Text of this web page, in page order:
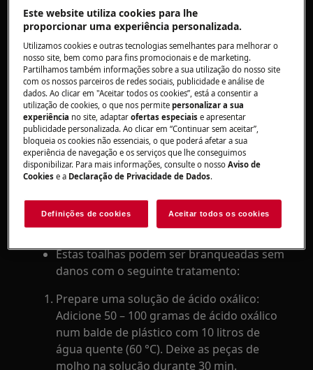
contacto com a roupa, penetra na superfície da
roupa. Quando as peças de roupa de cor clara
são lavadas em conjunto com roupa mais
escura, são libertadas continuamente pequenas
quantidades de corante, a "área de contacto" da
roupa clara absorve esse corante libertado.
Como resultado, as manchas não ficam visíveis
até a roupa ter sido lavada. As manchas são
causadas pelo contacto de produtos para o
cabelo com a roupa, por exemplo, quando seca
as suas mãos numa toalha sem as lavar após
Não é possível remover totalmente as
Estas toalhas podem ser branqueadas sem
danos com o seguinte tratamento:
Prepare uma solução de ácido oxálico:
Adicione 50 – 100 gramas de ácido oxálico
num balde de plástico com 10 litros de
água quente (60 °C). Deixe as peças de
molho na solução durante 30 min.
Este website utiliza cookies para lhe
proporcionar uma experiência personalizada.
Utilizamos cookies e outras tecnologias semelhantes para melhorar o
nosso site, bem como para fins promocionais e de marketing.
Partilhamos também informações sobre a sua utilização do nosso site
com os nossos parceiros de redes sociais, publicidade e análise de
dados. Ao clicar em "Aceitar todos os cookies”, está a consentir a
utilização de cookies, o que nos permitepersonalizar a sua
experiência no site, adaptarofertas especiaise apresentar
publicidade personalizada. Ao clicar em “Continuar sem aceitar”,
bloqueia os cookies não essenciais, o que poderá afetar a sua
experiência de navegação e os serviços que lhe conseguimos
disponibilizar. Para mais informações, consulte o nossoAviso de
Cookies e a Declaração de Privacidade de Dados.
Definições de cookies Aceitar todos os cookies